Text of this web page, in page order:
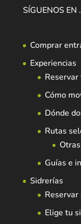
SÍGUENOS EN
Comprar
Experiencias
Cómo
Dónde
Rutas
Guías e
Sidrerías
Elige tu